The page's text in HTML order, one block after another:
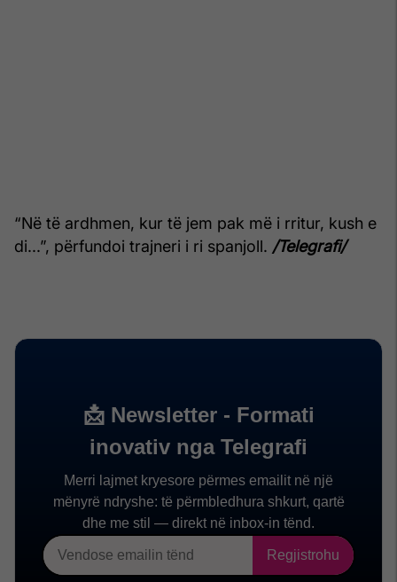
“Në të ardhmen, kur të jem pak më i rritur, kush e
di...”, përfundoi trajneri i ri spanjoll. /Telegrafi/